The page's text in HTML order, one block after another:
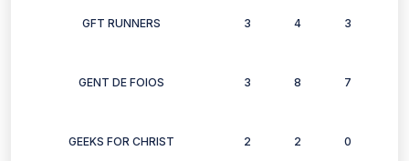
GFT RUNNERS 3 4 3
GENT DE FOIOS 3 8 7
GEEKS FOR CHRIST 2 2 0